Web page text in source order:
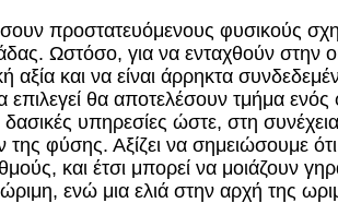
προστατευόμενους φυσικούς
Ωστόσο, για να ενταχθούν στην
αξία και να είναι άρρηκτα
επιλεγεί θα αποτελέσουν τμήμα
υπηρεσίες ώστε, στη
φύσης. Αξίζει να σημειώσουμε
και έτσι μπορεί να μοιάζουν
ενώ μια ελιά στην αρχή της